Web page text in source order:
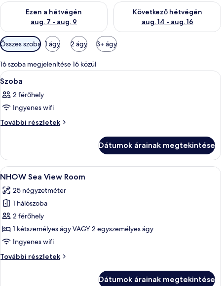
Ezen a hétvégén
aug. 7 - aug. 9
A mostani hétvégi rendelkezésre állás ellenőrzése: aug. 7 -
Következő hétvégén
aug. 14 - aug. 16
A következő hétvégi
Szobákhoz
rendelkezésre
álló
szűrők
Összes szoba 1 ágy 2 ágy 3+ ágy
16 szoba megjelenítése 16 közül
A
következő
szoba
összes
képének
Egy szállodai szoba, amelyben
10
Szoba
2 férőhely
Ingyenes wifi
További részletek
Szoba
Dátumok árainak megtekintése
A
következő
szoba
összes
képének
megtekintése:
NHOW
View
Egy szállodai szoba, amelyben egy
7
NHOW Sea View Room
25 négyzetméter
1 hálószoba
2 férőhely
1 kétszemélyes ágy VAGY 2 egyszemélyes ágy
Ingyenes wifi
További részletek
NHOW
Dátumok árainak megtekintése